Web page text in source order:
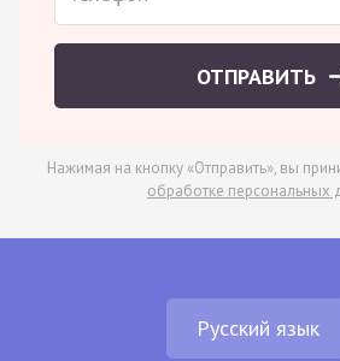
ОТПРАВИТЬ
Нажимая на кнопку «Отправить», вы
обработке персональных
Русский язык